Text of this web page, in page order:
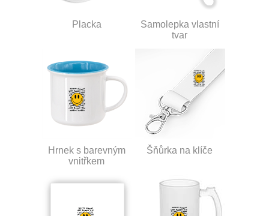
Placka
Samolepka vlastní
tvar
Hrnek s barevným
vnitřkem
Šňůrka na klíče